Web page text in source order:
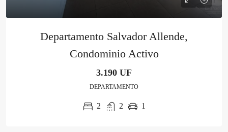
Departamento Salvador Allende,
Condominio Activo
3.190 UF
DEPARTAMENTO
2 2 1